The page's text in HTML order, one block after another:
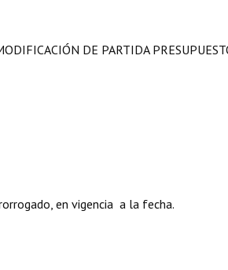
DE PARTIDA
en vigencia a la fecha.